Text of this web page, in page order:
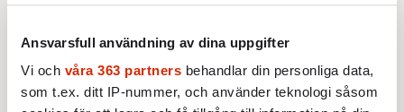
Ansvarsfull användning av dina uppgifter
Vi och våra 363 partners behandlar din personliga data,
som t.ex. ditt IP-nummer, och använder teknologi såsom
vänstern för Agnes Wold
STICKET
4. Dan Korn: Quisling, quislingar och sten i glashus
UTRIKES